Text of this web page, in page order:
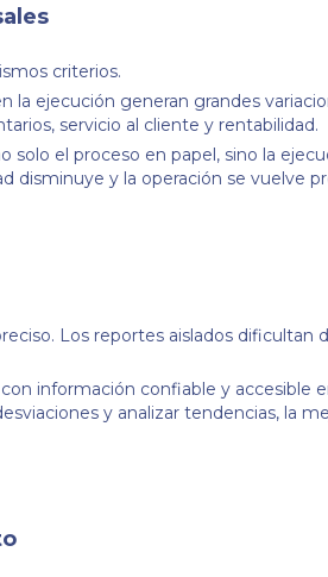
criterios.
ejecución generan grandes
servicio al cliente y rentabilidad.
solo el proceso en papel, sino la
disminuye y la operación se vuelve
Los reportes aislados
información confiable y accesible
y analizar tendencias, la